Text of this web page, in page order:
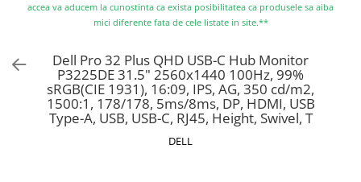
Imprimante etichete
Scanere
Imprimante matriciale
Accesorii imprimante
accea va aducem la cunostinta ca exista posibilitatea ca produsele sa aiba
mici diferente fata de cele listate in site.**
Dell Pro 32 Plus QHD USB-C Hub Monitor
P3225DE 31.5" 2560x1440 100Hz, 99%
sRGB(CIE 1931), 16:09, IPS, AG, 350 cd/m2,
1500:1, 178/178, 5ms/8ms, DP, HDMI, USB
Type-A, USB, USB-C, RJ45, Height, Swivel, T
DELL